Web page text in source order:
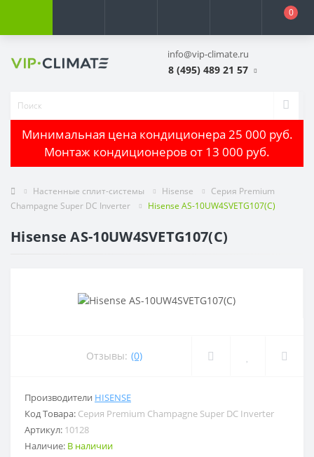
0
info@vip-climate.ru
8 (495) 489 21 57
Минимальная цена кондиционера 25 000 руб.
Монтаж кондиционеров от 13 000 руб.
Настенные сплит-системы Hisense
Серия Premium
Champagne Super DC Inverter
Hisense AS-10UW4SVETG107(C)
Hisense AS-10UW4SVETG107(C)
Отзывы: (0)
Производители HISENSE
Код Товара: Серия Premium Champagne Super DC Inverter
Артикул: 10128
Наличие: В наличии